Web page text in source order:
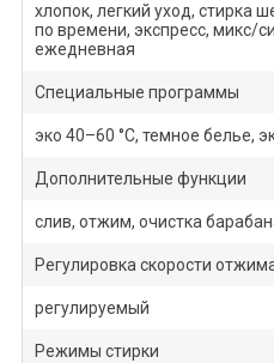
хлопок, легкий уход, стирка
по времени, экспресс, микс/
ежедневная
Специальные программы
эко 40–60 °C, темное белье,
Дополнительные функции
слив, отжим, очистка
Регулировка скорости
регулируемый
Режимы стирки